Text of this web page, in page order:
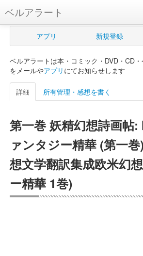
ベルアラート
ベルアラートとは
新規登録
ログイン
購入管理
Myシェルフ
プレミアム
アプリ 新規登録
ベルアラートは本・コミック・DVD・CD
をメールやアプリ にてお知らせします
詳細 所有管理・感想を書く
第一巻 妖精幻想詩画帖:
ァンタジー精華 (第一
想文学翻訳集成欧米幻
ー精華 1巻)